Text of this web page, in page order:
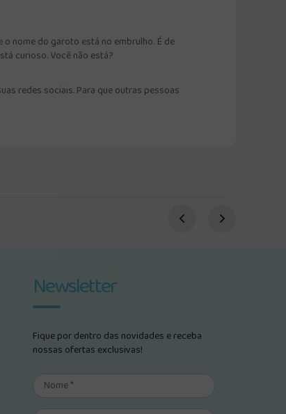
nome do garoto está no embrulho. É de
curioso. Você não está?
redes sociais. Para que outras pessoas
Newsletter
Fique por dentro das novidades e receba
nossas ofertas exclusivas!